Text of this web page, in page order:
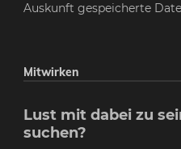
Auskunft gespeicherte
Mitwirken
Lust mit dabei zu
suchen?